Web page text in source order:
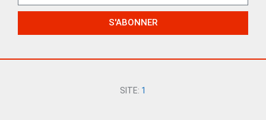
S'ABONNER
SITE: 1